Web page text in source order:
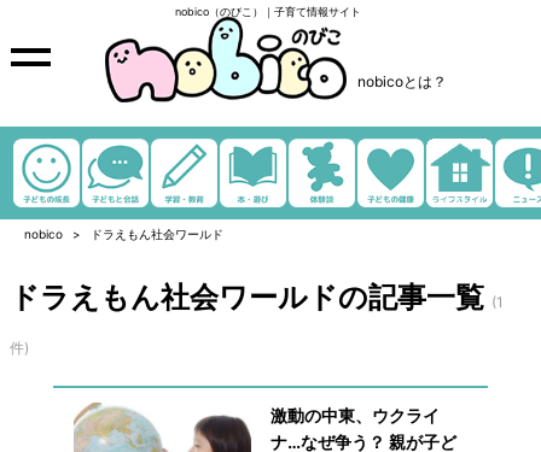
nobico（のびこ）｜子育て情報サイト
nobicoとは？
nobico ドラえもん社会ワールド
ドラえもん社会ワールドの記事一覧 (1
件)
激動の中東、ウクライ
ナ…なぜ争う？ 親が子ど